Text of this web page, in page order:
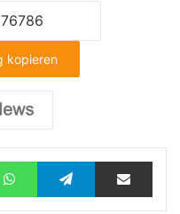
kopieren
WhatsAppTelegramTeilen via E-Mail